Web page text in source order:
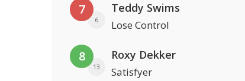
7
6
Teddy Swims
Lose Control
8
13
Roxy Dekker
Satisfyer